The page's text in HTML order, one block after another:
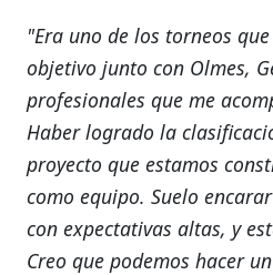
"Era uno de los torneos
objetivo junto con Olmes,
profesionales que me
Haber logrado la
proyecto que estamos
como equipo. Suelo
con expectativas altas, y
Creo que podemos hacer